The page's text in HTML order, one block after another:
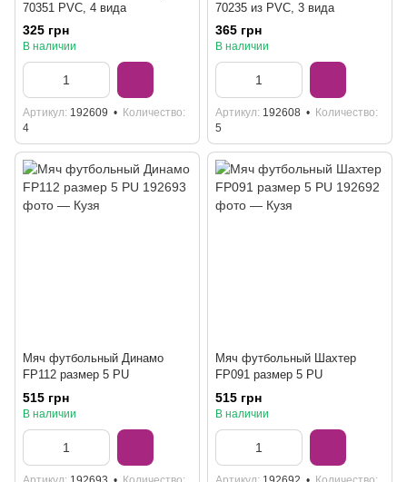
70351 PVC, 4 вида
325 грн
В наличии
Артикул 192609
Количество
4
70235 из PVC, 3 вида
365 грн
В наличии
Артикул 192608
Количество
5
Мяч футбольный Динамо
FP112 размер 5 PU
515 грн
В наличии
Мяч футбольный Шахтер
FP091 размер 5 PU
515 грн
В наличии